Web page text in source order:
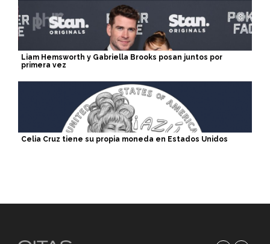
Liam Hemsworth y Gabriella Brooks posan juntos por
primera vez
Celia Cruz tiene su propia moneda en Estados Unidos